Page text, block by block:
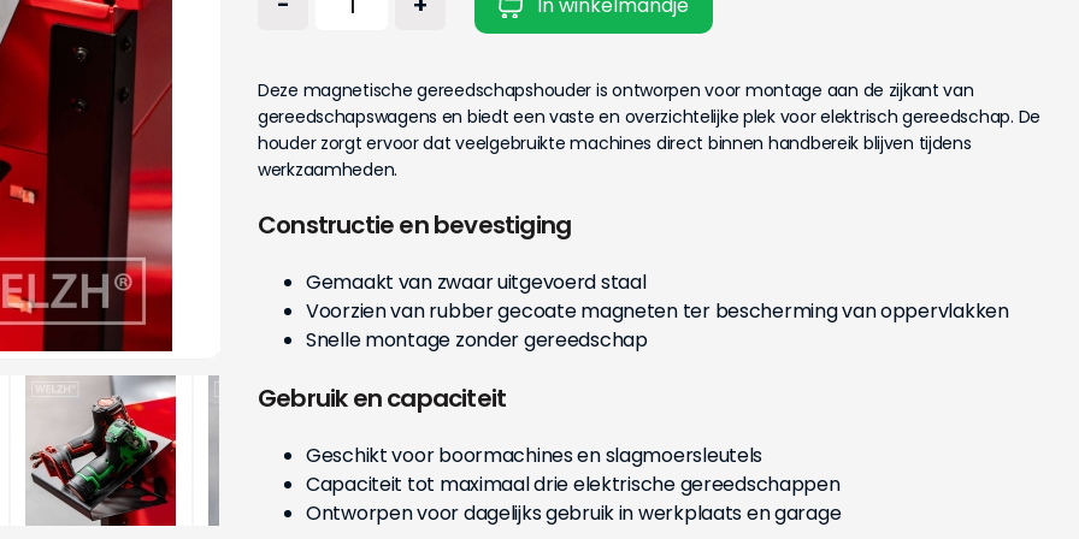
Deze magnetische gereedschapshouder is ontworpen voor montage aan de zijkant van
gereedschapswagens en biedt een vaste en overzichtelijke plek voor elektrisch gereedschap. De
houder zorgt ervoor dat veelgebruikte machines direct binnen handbereik blijven tijdens
werkzaamheden.
Constructie en bevestiging
Gemaakt van zwaar uitgevoerd staal
Voorzien van rubber gecoate magneten ter bescherming van oppervlakken
Snelle montage zonder gereedschap
Gebruik en capaciteit
Geschikt voor boormachines en slagmoersleutels
Capaciteit tot maximaal drie elektrische gereedschappen
Ontworpen voor dagelijks gebruik in werkplaats en garage